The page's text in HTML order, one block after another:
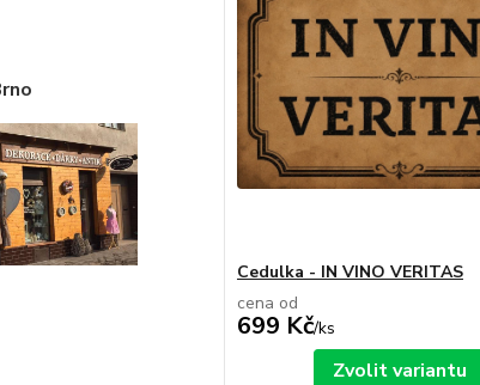
Cedulka - IN VINO VERITAS
cena od
699 Kč/ks
Zvolit variantu